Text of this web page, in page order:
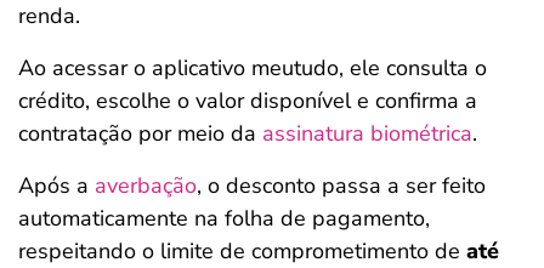
renda.
Ao acessar o aplicativo meutudo, ele consulta o
crédito, escolhe o valor disponível e confirma a
contratação por meio da assinatura biométrica.
Após a averbação, o desconto passa a ser feito
automaticamente na folha de pagamento,
respeitando o limite de comprometimento de até